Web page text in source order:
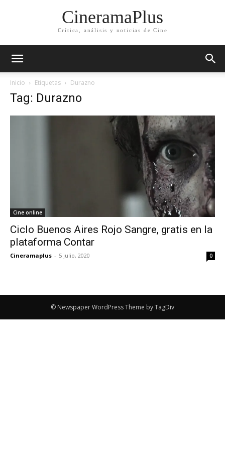
CineramaPlus
Crítica, análisis y noticias de Cine
Inicio Etiquetas Durazno
Tag: Durazno
Cine online
Ciclo Buenos Aires Rojo Sangre, gratis en la
plataforma Contar
Cineramaplus - 5 julio, 2020 0
© Newspaper WordPress Theme by TagDiv